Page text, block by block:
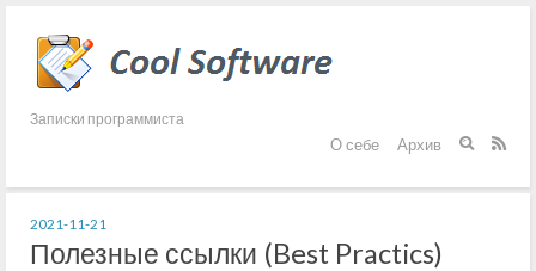
Записки программиста
О себе Архив  
2021-11-21
Полезные ссылки (Best Practics)